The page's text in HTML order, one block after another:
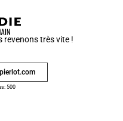
revenons très vite !
500